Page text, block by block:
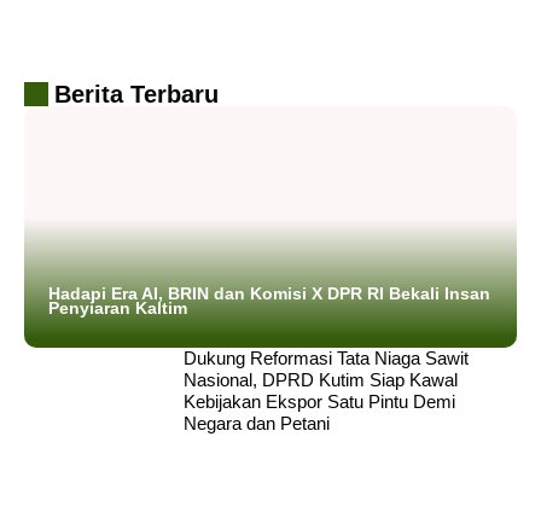
Berita Terbaru
Hadapi Era AI, BRIN dan Komisi X DPR RI Bekali Insan
Penyiaran Kaltim
Dukung Reformasi Tata Niaga Sawit
Nasional, DPRD Kutim Siap Kawal
Kebijakan Ekspor Satu Pintu Demi
Negara dan Petani